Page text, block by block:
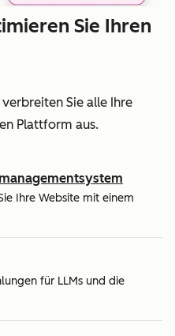
Sie Ihren
Sie alle Ihre
Plattform aus.
Ihre Website mit einem
für LLMs und die